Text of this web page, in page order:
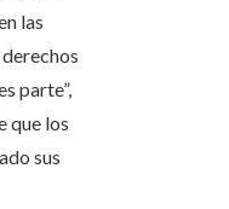
las
parte”,
que los
sus